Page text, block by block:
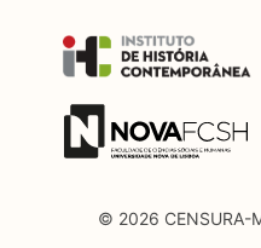
© 2026 CENSURA-